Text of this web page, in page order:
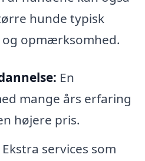
hunde typisk
opmærksomhed.
En
mange års erfaring
højere pris.
Ekstra services som